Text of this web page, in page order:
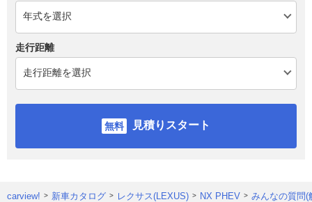
走行距離
見積りスタート
carview! 新車カタログ レクサス(LEXUS) NX PHEV みんなの質問(